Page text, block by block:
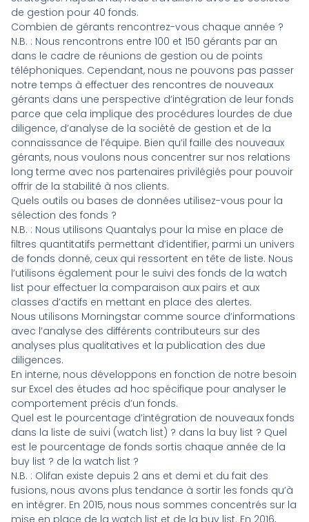
de gestion pour 40 fonds.
Combien de gérants rencontrez-vous chaque année ?
N.B. : Nous rencontrons entre 100 et 150 gérants par an
dans le cadre de réunions de gestion ou de points
téléphoniques. Cependant, nous ne pouvons pas passer
notre temps à effectuer des rencontres de nouveaux
gérants dans une perspective d’intégration de leur fonds
parce que cela implique des procédures lourdes de due
diligence, d’analyse de la société de gestion et de la
connaissance de l’équipe. Bien qu’il faille des nouveaux
gérants, nous voulons nous concentrer sur nos relations
long terme avec nos partenaires privilégiés pour pouvoir
offrir de la stabilité à nos clients.
Quels outils ou bases de données utilisez-vous pour la
sélection des fonds ?
N.B. : Nous utilisons Quantalys pour la mise en place de
filtres quantitatifs permettant d’identifier, parmi un univers
de fonds donné, ceux qui ressortent en tête de liste. Nous
l’utilisons également pour le suivi des fonds de la watch
list pour effectuer la comparaison aux pairs et aux
classes d’actifs en mettant en place des alertes.
Nous utilisons Morningstar comme source d’informations
avec l’analyse des différents contributeurs sur des
analyses plus qualitatives et la publication des due
diligences.
En interne, nous développons en fonction de notre besoin
sur Excel des études ad hoc spécifique pour analyser le
comportement précis d’un fonds.
Quel est le pourcentage d’intégration de nouveaux fonds
dans la liste de suivi (watch list) ? dans la buy list ? Quel
est le pourcentage de fonds sortis chaque année de la
buy list ? de la watch list ?
N.B. : Olifan existe depuis 2 ans et demi et du fait des
fusions, nous avons plus tendance à sortir les fonds qu’à
en intégrer. En 2015, nous nous sommes concentrés sur la